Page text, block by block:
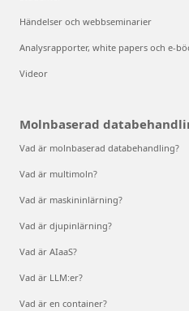
Händelser och webbseminarier
Analysrapporter, white papers och e-
Videor
Molnbaserad
Vad är molnbaserad databehandling?
Vad är multimoln?
Vad är maskininlärning?
Vad är djupinlärning?
Vad är AIaaS?
Vad är LLM:er?
Vad är en container?